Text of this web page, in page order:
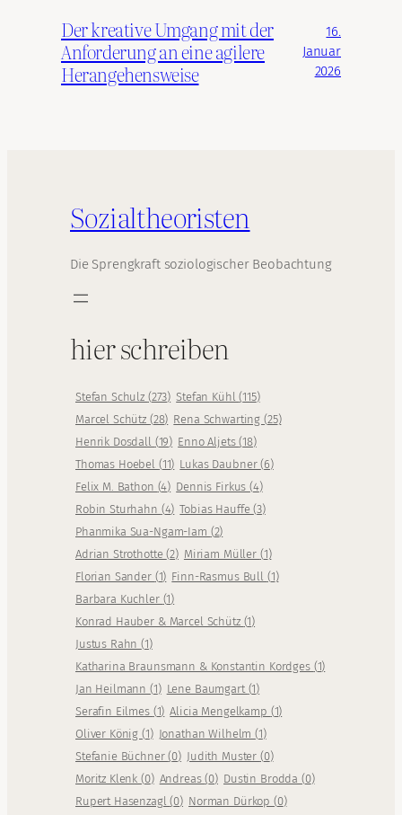
Der kreative Umgang mit der
Anforderung an eine agilere
Herangehensweise
16.
Januar
2026
Sozialtheoristen
Die Sprengkraft soziologischer Beobachtung
hier schreiben
Stefan Schulz (273) Stefan Kühl(115)
Marcel Schütz (28) Rena Schwarting (25)
Henrik Dosdall (19) Enno Aljets(18)
Thomas Hoebel (11) Lukas Daubner(6)
Felix M. Bathon (4) Dennis Firkus(4)
Robin Sturhahn (4) Tobias Hauffe(3)
Phanmika Sua-Ngam-Iam (2)
Adrian Strothotte(2) Miriam Müller (1)
Florian Sander (1) Finn-Rasmus Bull (1)
Barbara Kuchler (1)
Konrad Hauber & Marcel Schütz (1)
Justus Rahn(1)
Katharina Braunsmann & Konstantin Kordges (1)
Jan Heilmann(1) Lene Baumgart (1)
Serafin Eilmes (1) Alicia Mengelkamp (1)
Oliver König(1) Jonathan Wilhelm(1)
Stefanie Büchner(0) Judith Muster (0)
Moritz Klenk(0) Andreas(0) Dustin Brodda (0)
Rupert Hasenzagl(0) Norman Dürkop (0)